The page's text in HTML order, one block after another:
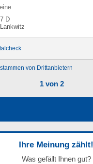
D
von Drittanbietern
1 von 2
Ihre Meinung zählt!
Was gefällt Ihnen gut?